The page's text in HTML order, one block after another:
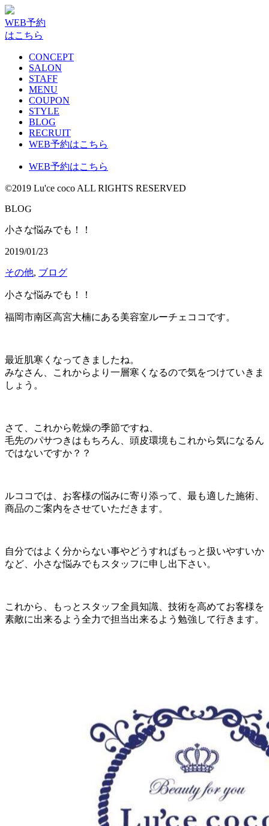
WEB予約
はこちら
CONCEPT
SALON
STAFF
MENU
COUPON
STYLE
BLOG
RECRUIT
WEB予約はこちら
WEB予約はこちら
©2019 Lu'ce coco ALL RIGHTS RESERVED
BLOG
小さな悩みでも！！
2019/01/23
その他, ブログ
小さな悩みでも！！
福岡市南区高宮大楠にある美容室ルーチェココです。
最近肌寒くなってきましたね。
みなさん、これからより一層寒くなるので気をつけていきま
しょう。
さて、これから乾燥の季節ですね、
毛先のパサつきはもちろん、頭皮環境もこれから気になるん
ではないですか？？
ルココでは、お客様の悩みに寄り添って、最も適した施術、
商品のご案内をさせていただきます。
自分ではよく分からない事やどうすればもっと扱いやすいか
など、小さな悩みでもスタッフに申し出下さい。
これから、もっとスタッフ全員知識、技術を高めてお客様を
素敵に出来るよう全力で担当出来るよう勉強して行きます。